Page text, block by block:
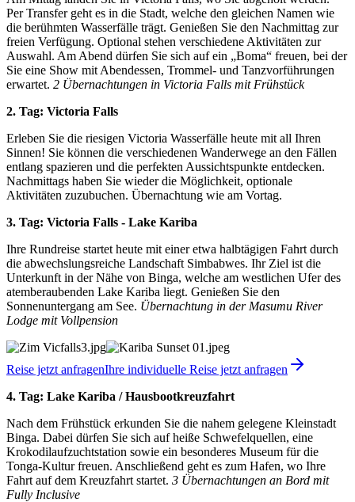
Per Transfer geht es in die Stadt, welche den gleichen Namen wie
die berühmten Wasserfälle trägt. Genießen Sie den Nachmittag zur
freien Verfügung. Optional stehen verschiedene Aktivitäten zur
Auswahl. Am Abend dürfen Sie sich auf ein „Boma“ freuen, bei der
Sie eine Show mit Abendessen, Trommel- und Tanzvorführungen
erwartet. 2 Übernachtungen in Victoria Falls mit Frühstück
2. Tag: Victoria Falls
Erleben Sie die riesigen Victoria Wasserfälle heute mit all Ihren
Sinnen! Sie können die verschiedenen Wanderwege an den Fällen
entlang spazieren und die perfekten Aussichtspunkte entdecken.
Nachmittags haben Sie wieder die Möglichkeit, optionale
Aktivitäten zuzubuchen. Übernachtung wie am Vortag.
3. Tag: Victoria Falls - Lake Kariba
Ihre Rundreise startet heute mit einer etwa halbtägigen Fahrt durch
die abwechslungsreiche Landschaft Simbabwes. Ihr Ziel ist die
Unterkunft in der Nähe von Binga, welche am westlichen Ufer des
atemberaubenden Lake Kariba liegt. Genießen Sie den
Sonnenuntergang am See. Übernachtung in der Masumu River
Lodge mit Vollpension
Reise jetzt anfragenIhre individuelle Reise jetzt anfragen
4. Tag: Lake Kariba / Hausbootkreuzfahrt
Nach dem Frühstück erkunden Sie die nahem gelegene Kleinstadt
Binga. Dabei dürfen Sie sich auf heiße Schwefelquellen, eine
Krokodilaufzuchtstation sowie ein besonderes Museum für die
Tonga-Kultur freuen. Anschließend geht es zum Hafen, wo Ihre
Fahrt auf dem Kreuzfahrt startet. 3 Übernachtungen an Bord mit
Fully Inclusive